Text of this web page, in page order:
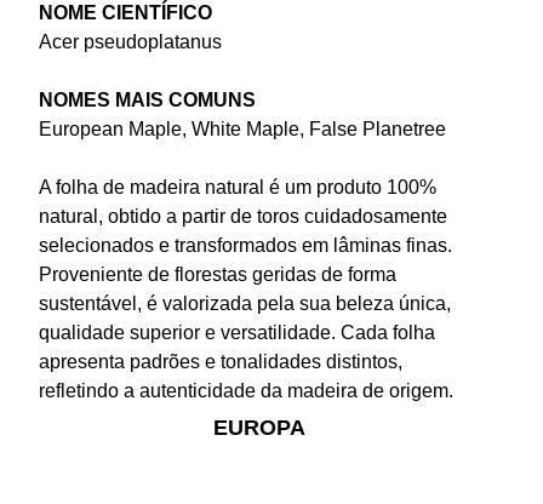
NOME CIENTÍFICO
Acer pseudoplatanus
NOMES MAIS COMUNS
European Maple, White Maple, False Planetree
A folha de madeira natural é um produto 100%
natural, obtido a partir de toros cuidadosamente
selecionados e transformados em lâminas finas.
Proveniente de florestas geridas de forma
sustentável, é valorizada pela sua beleza única,
qualidade superior e versatilidade. Cada folha
apresenta padrões e tonalidades distintos,
refletindo a autenticidade da madeira de origem.
EUROPA